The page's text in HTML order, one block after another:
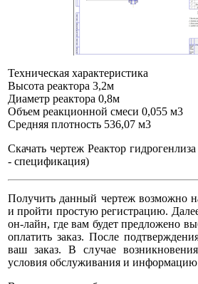
Техническая характеристика
Высота реактора 3,2м
Диаметр реактора 0,8м
Объем реакционной смеси 0,055 м3
Средняя плотность 536,07 м3
Скачать чертеж Реактор
- спецификация)
Получить данный чертеж возможно
и пройти простую регистрацию.
он-лайн, где вам будет предложено
оплатить заказ. После
ваш заказ. В случае
условия обслуживания и